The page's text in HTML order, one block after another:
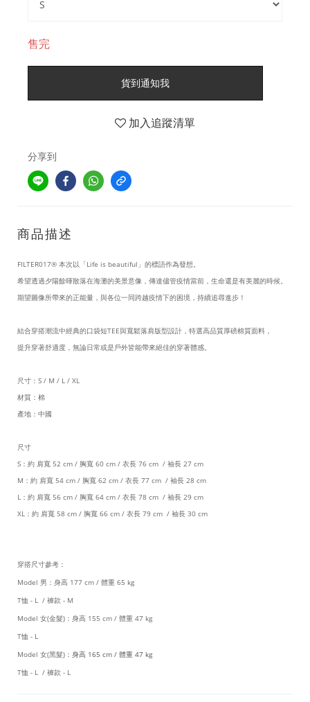
售完
貨到通知我
加入追蹤清單
分享到
商品描述
FILTER017® 本次以「Life is beautiful」的標語作為發想。
希望透過夕陽餘暉散落在海灘的美景意像，傳達儘管疫情當前，生命還是有美麗的時候。
期望圖像所帶來的正能量，與各位一同跨越疫情下的困境，持續追尋進步！
結合穿搭潮流中經典的口袋短TEE與寬鬆落肩版型設計，特選高品質厚磅棉質面料，
提升穿著舒適度，無論日常或是戶外皆能帶來絕佳的穿著體感。
尺寸：S / M / L / XL
材質：棉
產地：中國
尺寸
S：約 肩寬 52 cm / 胸寬 60 cm / 衣長 76 cm / 袖長 27 cm
M：約 肩寬 54 cm / 胸寬 62 cm / 衣長 77 cm / 袖長 28 cm
L：約 肩寬 56 cm / 胸寬 64 cm / 衣長 78 cm / 袖長 29 cm
XL：約 肩寬 58 cm / 胸寬 66 cm / 衣長 79 cm / 袖長 30 cm
穿搭尺寸參考：
Model 男：身高 177 cm / 體重 65 kg
T恤 - L / 褲款 - M
Model 女(金髮)：身高 155 cm / 體重 47 kg
T恤 - L
Model 女(黑髮)： 身高 165 cm / 體重 47 kg
T恤 - L / 褲款 - L